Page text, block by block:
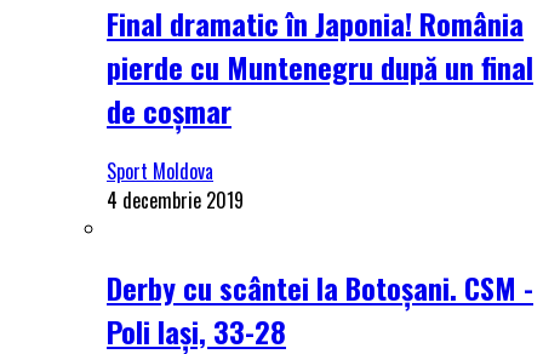
Final dramatic în Japonia! România
pierde cu Muntenegru după un final
de coșmar
Sport Moldova
4 decembrie 2019
Derby cu scântei la Botoșani. CSM -
Poli Iași, 33-28